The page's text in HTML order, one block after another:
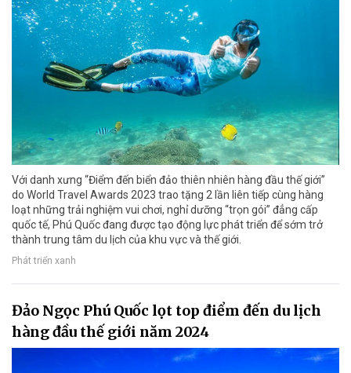
Với danh xưng “Điểm đến biển đảo thiên nhiên hàng đầu thế giới”
do World Travel Awards 2023 trao tặng 2 lần liên tiếp cùng hàng
loạt những trải nghiệm vui chơi, nghỉ dưỡng “trọn gói” đẳng cấp
quốc tế, Phú Quốc đang được tạo động lực phát triển để sớm trở
thành trung tâm du lịch của khu vực và thế giới.
Phát triển xanh
Đảo Ngọc Phú Quốc lọt top điểm đến du lịch
hàng đầu thế giới năm 2024